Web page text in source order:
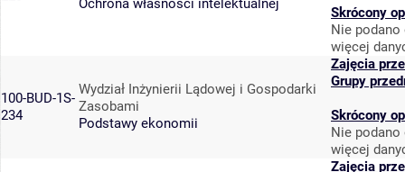
Ochrona własności intelektualnej
Skrócony
Nie
więcej
100-BUD-1S-
234
Wydział Inżynierii Lądowej i Gospodarki
Zasobami
Podstawy ekonomii
Zajęcia
Grupy
Skrócony
Nie
więcej
Zajęcia